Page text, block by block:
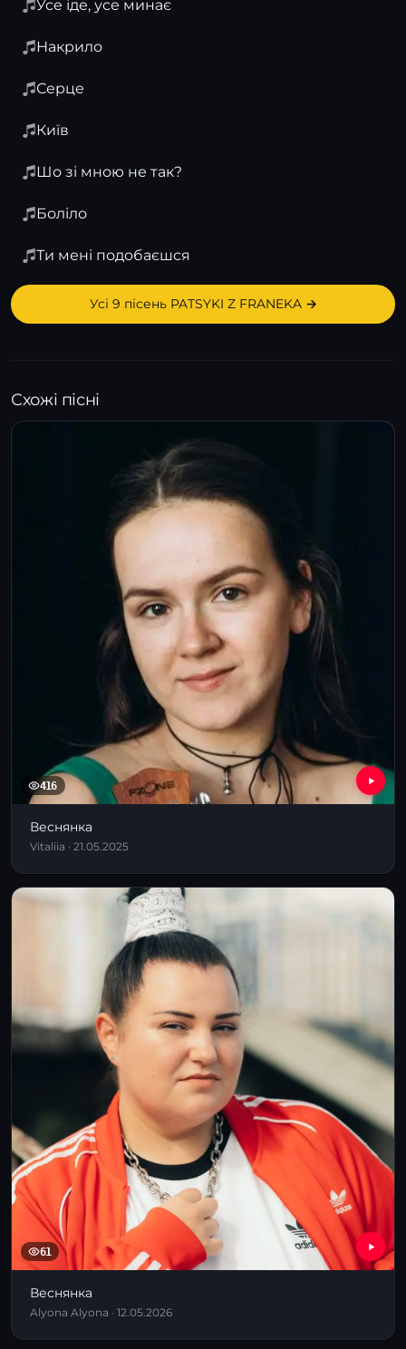
Усе іде, усе минає
Накрило
Серце
Київ
Шо зі мною не так?
Боліло
Ти мені подобаєшся
Усі 9 пісень PATSYKI Z FRANEKA →
Схожі пісні
416
Веснянка
Vitaliia · 21.05.2025
61
Веснянка
Alyona Alyona · 12.05.2026